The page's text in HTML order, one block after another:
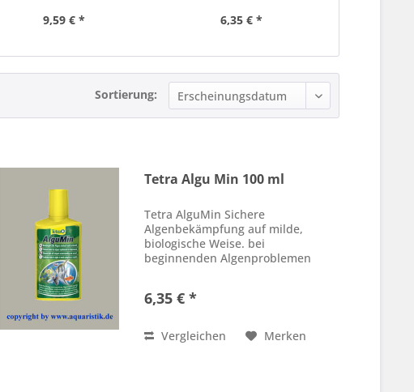
9,59 € * 6,35 € *
Sortierung:
Tetra Algu Min 100 ml
Tetra AlguMin Sichere
Algenbekämpfung auf milde,
biologische Weise. bei
beginnenden Algenproblemen
häufig auftretenden Algenarten
Anti-Algen Wirkstoff...
6,35 € *
Vergleichen Merken